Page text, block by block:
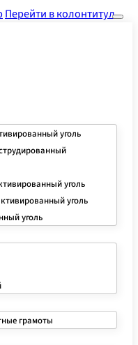
Перейти в колонтитул
уголь
уголь
уголь
уголь
грамоты